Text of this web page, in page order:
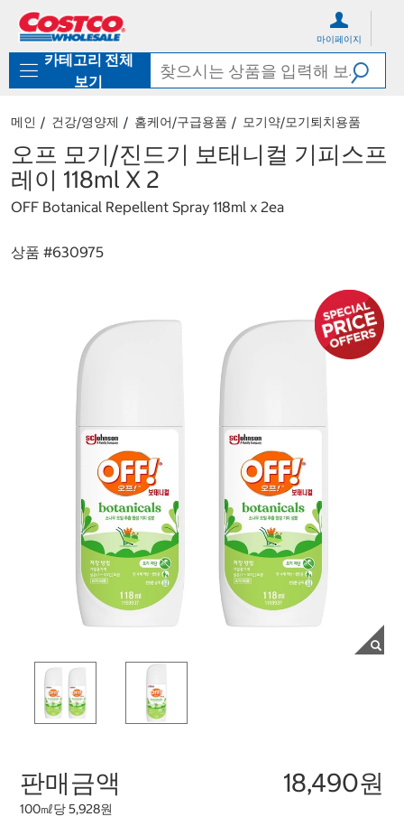
로
기
가
마이페이지
카테고리 전체
보기
메인 건강/영양제 홈케어/구급용품 모기약/모기퇴치용품
오프 모기/진드기 보태니컬 기피스프
레이 118ml X 2
OFF Botanical Repellent Spray 118ml x 2ea
상품 #630975
판매금액 18,490원
100㎖당 5,928원